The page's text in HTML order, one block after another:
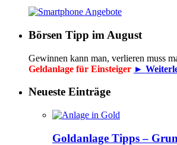
Börsen Tipp im August
Gewinnen kann man, verlieren muss
Geldanlage für Einsteiger ►
Neueste Einträge
Goldanlage Tipps –